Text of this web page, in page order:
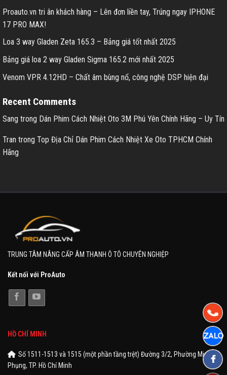
Proauto.vn tri ân khách hàng – Lên đơn liền tay, Trúng ngay IPHONE
17 PRO MAX!
Loa 3 way Gladen Zeta 165.3 – Bảng giá tốt nhất 2025
Bảng giá loa 2 way Gladen Sigma 165.2 mới nhất 2025
Venom VPR 4.12HD – Chất âm bùng nổ, công nghệ DSP hiện đại
Recent Comments
Sang trong Dán Phim Cách Nhiệt Oto 3M Phú Yên Chính Hãng – Uy Tín
Tran trong Top Địa Chỉ Dán Phim Cách Nhiệt Xe Oto TPHCM Chính
Hãng
TRUNG TÂM NÂNG CẤP ÂM THANH Ô TÔ CHUYÊN NGHIỆP
Kết nối với ProAuto
HỒ CHÍ MINH
Số 1511-1513 và 1515 (một phần tầng trệt) Đường 3/2, Phường Minh
Phụng, TP. Hồ Chí Minh